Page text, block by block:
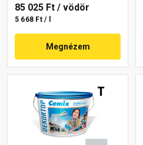
85 025 Ft / vödör
5 668 Ft / l
Megnézem